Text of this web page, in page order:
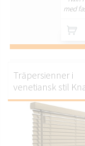
med
Träpersienner i
venetiansk stil